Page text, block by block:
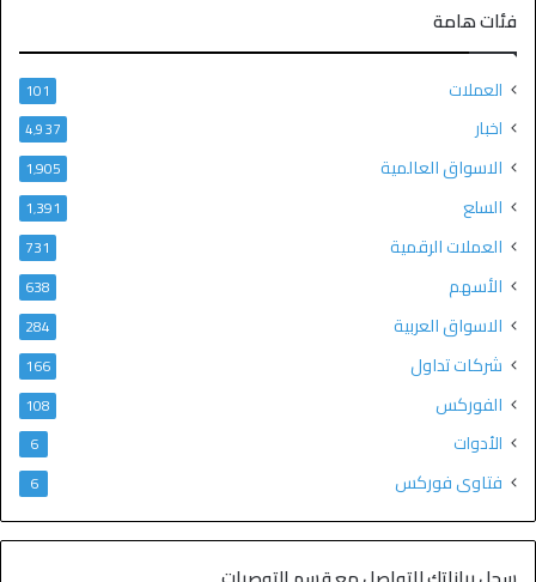
فئات هامة
العملات 101
اخبار 4٬937
الاسواق العالمية 1٬905
السلع 1٬391
العملات الرقمية 731
الأسهم 638
الاسواق العربية 284
شركات تداول 166
الفوركس 108
الأدوات 6
فتاوى فوركس 6